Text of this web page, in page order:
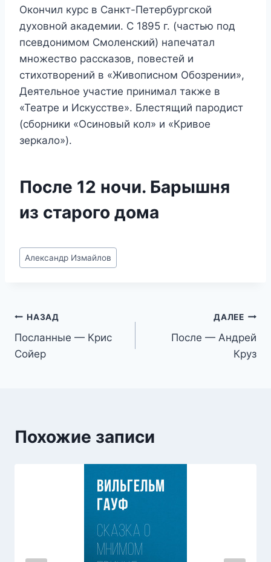
Окончил курс в Санкт-Петербургской
духовной академии. С 1895 г. (частью под
псевдонимом Смоленский) напечатал
множество рассказов, повестей и
стихотворений в «Живописном Обозрении»,
Деятельное участие принимал также в
«Театре и Искусстве». Блестящий пародист
(сборники «Осиновый кол» и «Кривое
зеркало»).
После 12 ночи. Барышня
из старого дома
Метки
записи:
Александр Измайлов
Навигация
по
НАЗАД
Посланные — Крис
Сойер
ДАЛЕЕ
После — Андрей
Круз
Похожие записи